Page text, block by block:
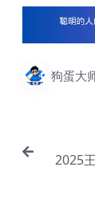
狗蛋大
2025